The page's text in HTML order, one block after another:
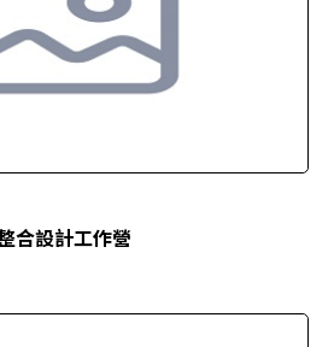
合設計工作營